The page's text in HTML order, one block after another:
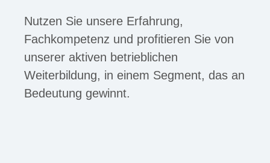
Nutzen Sie unsere Erfahrung,
Fachkompetenz und profitieren Sie von
unserer aktiven betrieblichen
Weiterbildung, in einem Segment, das an
Bedeutung gewinnt.